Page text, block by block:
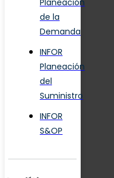
Planeación
de la
Demanda
INFOR
Planeación
del
Suministro
INFOR
S&OP